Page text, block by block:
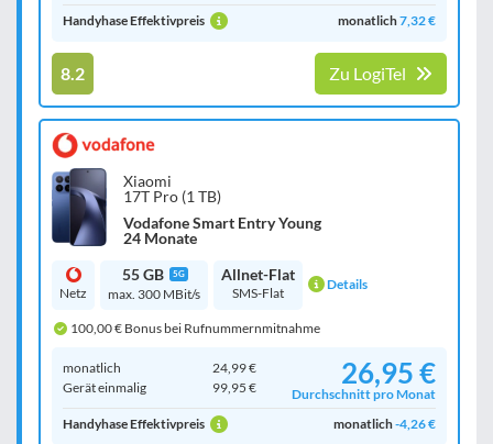
Handyhase Effektivpreis
monatlich7,32 €
8.2 Zu LogiTel
Xiaomi
17T Pro (1 TB)
Vodafone Smart Entry Young
24 Monate
Netz
55 GB 5G
max. 300 MBit/s
Allnet-Flat
SMS-Flat Details
100,00 € Bonus bei Rufnummernmitnahme
monatlich
24,99 €
Gerät einmalig
99,95 € 26,95 €
Durchschnitt pro Monat
Handyhase Effektivpreis
monatlich-4,26 €